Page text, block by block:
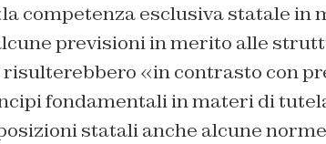
competenza esclusiva statale in
previsioni in merito alle
«in contrasto con
fondamentali in materi di
statali anche alcune